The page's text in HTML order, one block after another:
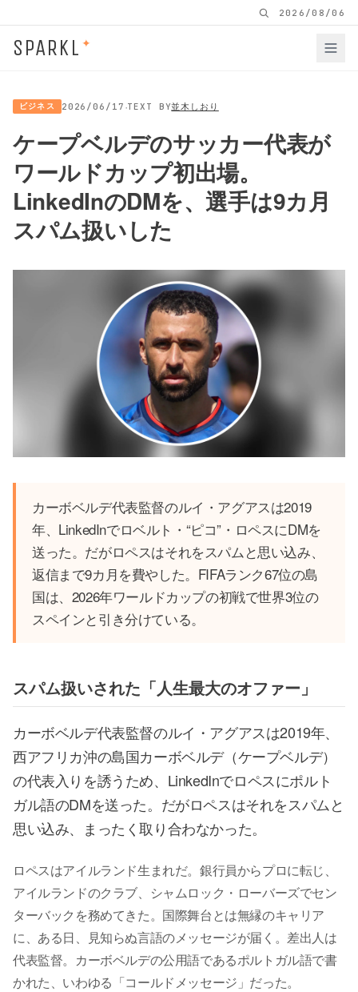
2026/08/06
SPARKL ✦
ビジネス 2026/06/17 ·TEXT BY並木しおり
ケープベルデのサッカー代表が
ワールドカップ初出場。
LinkedInのDMを、選手は9カ月
スパム扱いした
カーボベルデ代表監督のルイ・アグアスは2019
年、LinkedInでロベルト・“ピコ”・ロペスにDMを
送った。だがロペスはそれをスパムと思い込み、
返信まで9カ月を費やした。FIFAランク67位の島
国は、2026年ワールドカップの初戦で世界3位の
スペインと引き分けている。
スパム扱いされた「人生最大のオファー」
カーボベルデ代表監督のルイ・アグアスは2019年、
西アフリカ沖の島国カーボベルデ（ケープベルデ）
の代表入りを誘うため、LinkedInでロペスにポルト
ガル語のDMを送った。だがロペスはそれをスパムと
思い込み、まったく取り合わなかった。
ロペスはアイルランド生まれだ。銀行員からプロに転じ、
アイルランドのクラブ、シャムロック・ローバーズでセン
ターバックを務めてきた。国際舞台とは無縁のキャリア
に、ある日、見知らぬ言語のメッセージが届く。差出人は
代表監督。カーボベルデの公用語であるポルトガル語で書
かれた、いわゆる「コールドメッセージ」だった。